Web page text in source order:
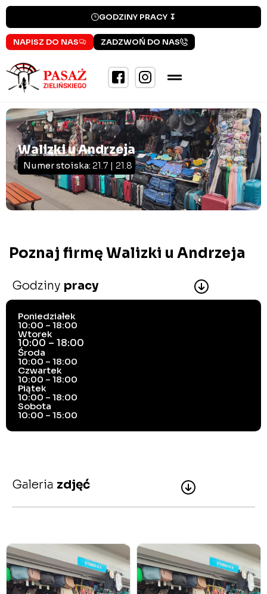
GODZINY PRACY ↧
NAPISZ DO NAS ZADZWOŃ DO NAS
Walizki u Andrzeja
Numer stoiska:21.7 | 21.8
Godziny pracy
Poniedziałek
10:00 – 18:00
Wtorek
10:00 – 18:00
Środa
10:00 – 18:00
Czwartek
10:00 – 18:00
Piątek
10:00 – 18:00
Sobota
10:00 – 15:00
Poznaj firmę Walizki u Andrzeja
Galeria zdjęć